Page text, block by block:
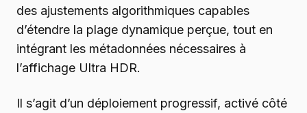
des ajustements algorithmiques capables
d’étendre la plage dynamique perçue, tout en
intégrant les métadonnées nécessaires à
l’affichage Ultra HDR.
Il s’agit d’un déploiement progressif, activé côté